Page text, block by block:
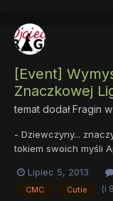
[Event]
Znaczkowej
temat dodałFragin w
- Dziewczyny...
tokiem swoich myśli
byka na swoją
chciała -
Lipiec 5, 2013
CMC Cutie (i